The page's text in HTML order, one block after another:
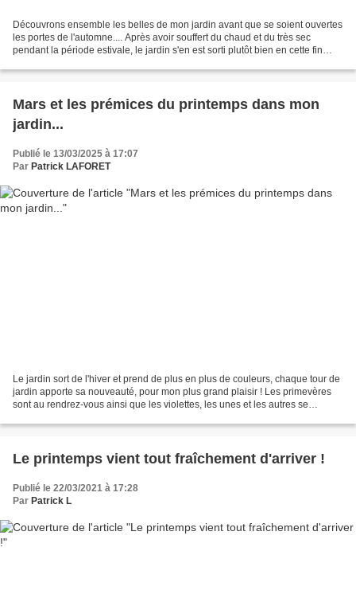
Découvrons ensemble les belles de mon jardin avant que se soient ouvertes
les portes de l'automne.... Après avoir souffert du chaud et du très sec
pendant la période estivale, le jardin s'en est sorti plutôt bien en cette fin
Mars et les prémices du printemps dans mon
jardin...
Publié le 13/03/2025 à 17:07
Par Patrick LAFORET
Le jardin sort de l'hiver et prend de plus en plus de couleurs, chaque tour de
jardin apporte sa nouveauté, pour mon plus grand plaisir ! Les primevères
sont au rendrez-vous ainsi que les violettes, les unes et les autres se
Le printemps vient tout fraîchement d'arriver !
Publié le 22/03/2021 à 17:28
Par Patrick L